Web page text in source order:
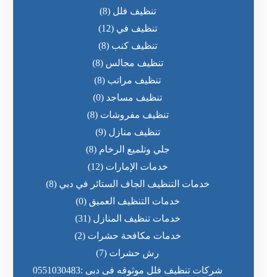
تنظيف فلل (8)
تنظيف في (12)
تنظيف كنب (8)
تنظيف مجالس (8)
تنظيف مراتب (8)
تنظيف مساجد (0)
تنظيف مفروشات (8)
تنظيف منازل (9)
جلي وتلميع الرخام (8)
خدمات الإمارات (12)
خدمات التنظيف الجاف الستائر في دبي (8)
خدمات التنظيف العميق (0)
خدمات تنظيف المنازل (31)
خدمات مكافحة حشرات (2)
رش حشرات (7)
شركات تنظيف فلل موثوقه فى دبى :0551030483